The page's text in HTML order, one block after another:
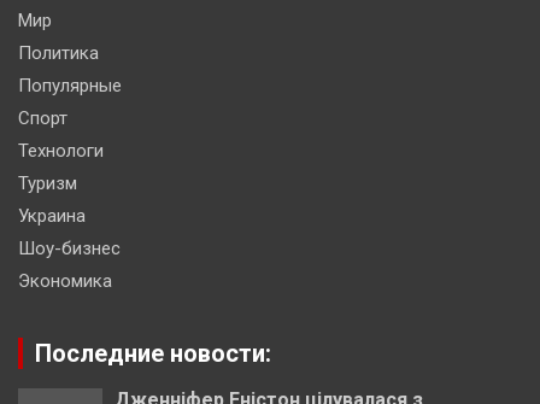
Мир
Политика
Популярные
Спорт
Технологи
Туризм
Украина
Шоу-бизнес
Экономика
Последние новости:
Дженніфер Еністон цілувалася з